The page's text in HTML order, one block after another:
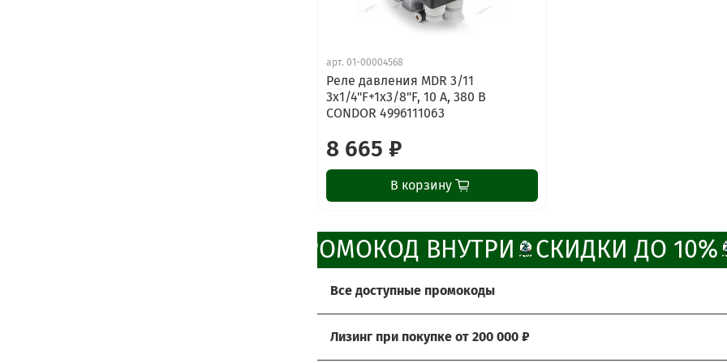
арт.01-00004568
Реле давления MDR 3/11
3х1/4"F+1х3/8"F, 10 А, 380 В
CONDOR 4996111063
8 665 ₽
В корзину
ПРОМОКОД ВНУТРИ СКИДКИ ДО 10%
Все доступные промокоды
Лизинг при покупке от 200 000 ₽